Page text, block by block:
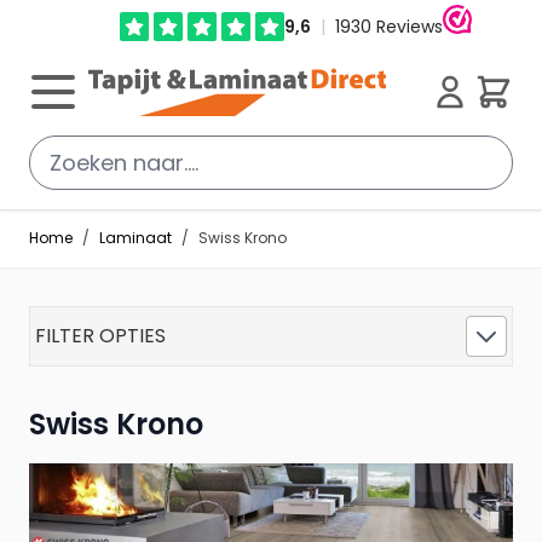
Ga direct door naar de inhoud
Cart
Home / Laminaat / Swiss Krono
FILTER OPTIES
Swiss Krono